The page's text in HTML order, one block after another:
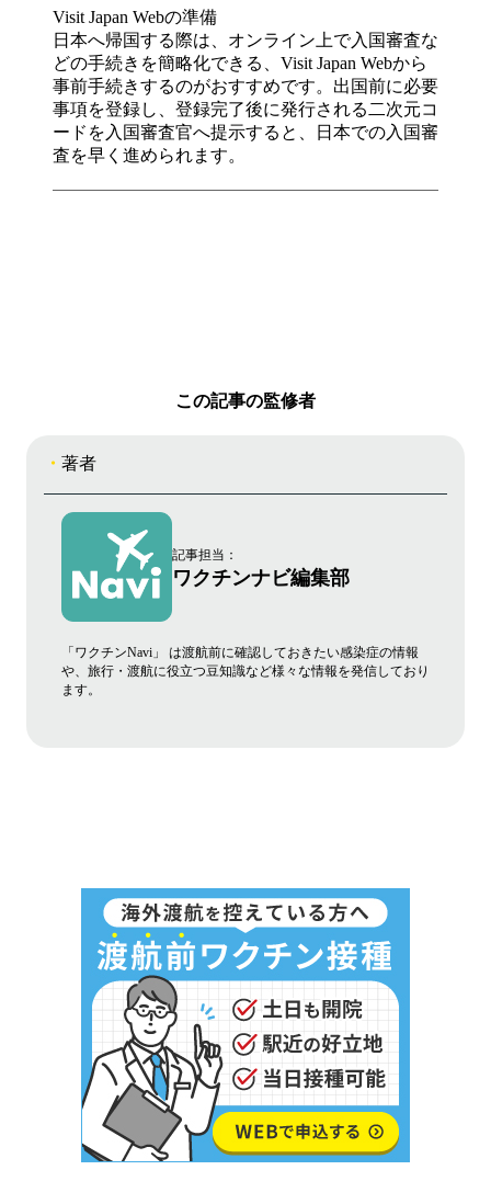
Visit Japan Webの準備
日本へ帰国する際は、オンライン上で入国審査な
どの手続きを簡略化できる、Visit Japan Webから
事前手続きするのがおすすめです。出国前に必要
事項を登録し、登録完了後に発行される二次元コ
ードを入国審査官へ提示すると、日本での入国審
査を早く進められます。
この記事の監修者
著者
記事担当：
ワクチンナビ編集部
「ワクチンNavi」 は渡航前に確認しておきたい感染症の情報
や、旅行・渡航に役立つ豆知識など様々な情報を発信しており
ます。